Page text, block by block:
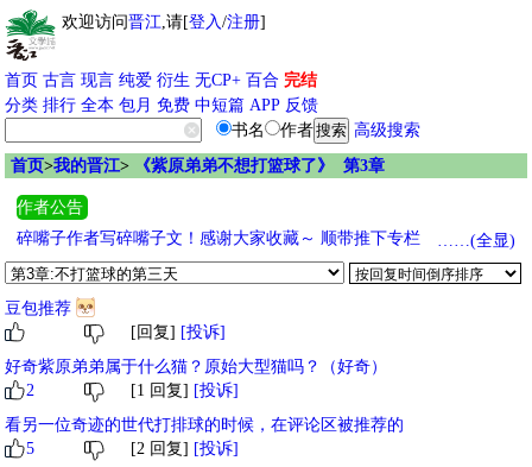
欢迎访问晋江,请[登入/注册]
首页 古言 现言 纯爱 衍生 无CP+ 百合 完结
分类 排行 全本 包月 免费 中短篇 APP 反馈
书名
作者
高级搜索
首页>我的晋江> 《紫原弟弟不想打篮球了》 第3章
作者公告
碎嘴子作者写碎嘴子文！感谢大家收藏～ 顺带推下专栏其他作品：
※连载中 《在小排球里表演百分百空手接球》 ※待开文 《诶？我不
是网球天才吗！》 《京都大少爷的稻荷崎历险记》 《你们猫头鹰生
来就是要打排球的》 《谁说笨蛋狐狸不可以打网球》
……(全显)
豆包推荐
[回复] [投诉]
好奇紫原弟弟属于什么猫？原始大型猫吗？（好奇）
2
[1 回复] [投诉]
看另一位奇迹的世代打排球的时候，在评论区被推荐的
5
[2 回复] [投诉]